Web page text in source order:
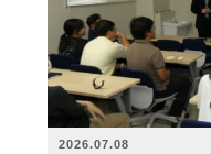
2026.07.08